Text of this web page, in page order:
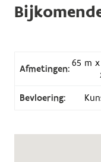
Afmetingen: 65 m
Bevloering: